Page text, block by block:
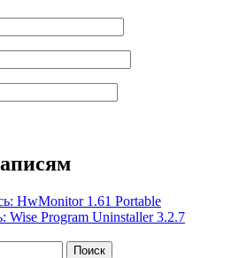
HwMonitor 1.61 Portable
Wise Program Uninstaller 3.2.7
Поиск